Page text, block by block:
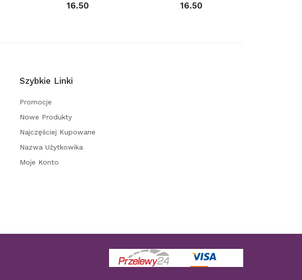
16.50 16.50
Szybkie Linki
Promocje
Nowe Produkty
Najczęściej Kupowane
Nazwa Użytkowika
Moje Konto